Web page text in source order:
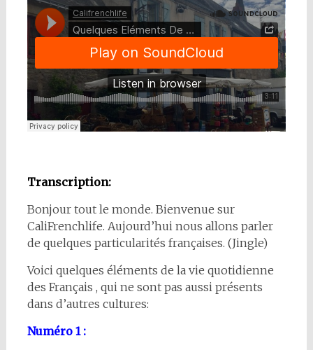
Transcription:
Bonjour tout le monde. Bienvenue sur
CaliFrenchlife. Aujourd’hui nous allons parler
de quelques particularités françaises. (Jingle)
Voici quelques éléments de la vie quotidienne
des Français , qui ne sont pas aussi présents
dans d’autres cultures:
Numéro 1 :